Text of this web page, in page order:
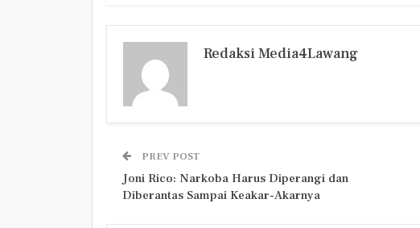
Redaksi Media4Lawang
PREV POST
Joni Rico: Narkoba Harus Diperangi dan
Diberantas Sampai Keakar-Akarnya